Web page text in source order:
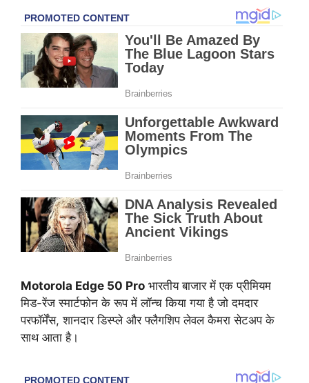
Motorola Edge 50 Pro भारतीय बाजार में एक प्रीमियम
मिड-रेंज स्मार्टफोन के रूप में लॉन्च किया गया है जो दमदार
परफॉर्मेंस, शानदार डिस्प्ले और फ्लैगशिप लेवल कैमरा सेटअप के
साथ आता है।